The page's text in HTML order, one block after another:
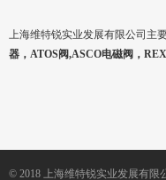
上海维特锐实业发展有限公司主
器，ATOS阀,ASCO电磁阀，
© 2018 上海维特锐实业发展有限